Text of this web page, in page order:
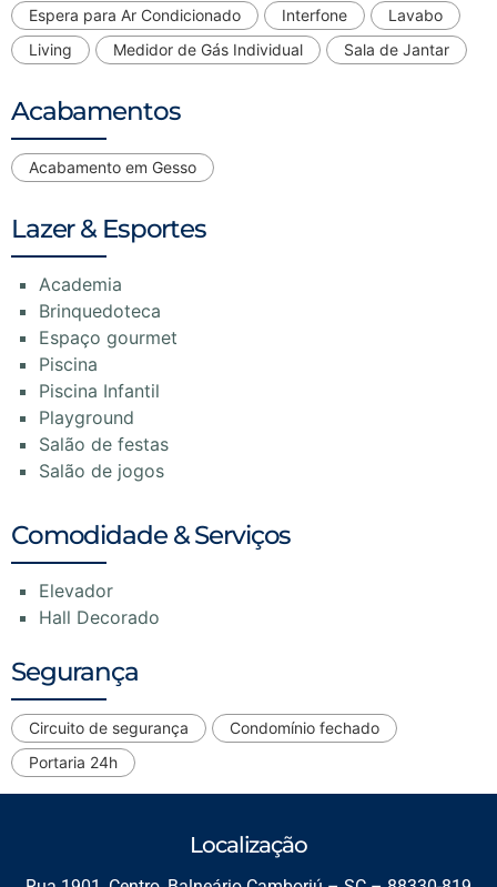
Espera para Ar Condicionado
Interfone
Lavabo
Living
Medidor de Gás Individual Sala de Jantar
Acabamentos
Acabamento em Gesso
Lazer & Esportes
Academia
Brinquedoteca
Espaço gourmet
Piscina
Piscina Infantil
Playground
Salão de festas
Salão de jogos
Comodidade & Serviços
Elevador
Hall Decorado
Segurança
Circuito de segurança
Condomínio fechado
Portaria 24h
Localização